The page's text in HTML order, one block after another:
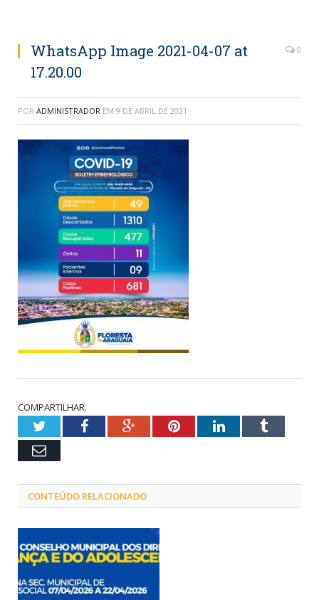
WhatsApp Image 2021-04-07 at
17.20.00
0
POR ADMINISTRADOR EM 9 DE ABRIL DE 2021
COMPARTILHAR:
TwitterFacebookGoogle+PinterestLinkedInTumblr
Email
CONTEÚDO RELACIONADO